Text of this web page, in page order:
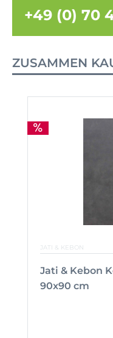
+49 (0) 70
ZUSAMMEN
JATI & KEBON
Jati & Kebon
90x90 cm